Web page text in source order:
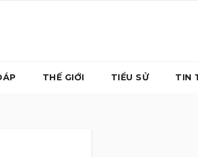
THẾ GIỚI TIỂU SỬ TIN